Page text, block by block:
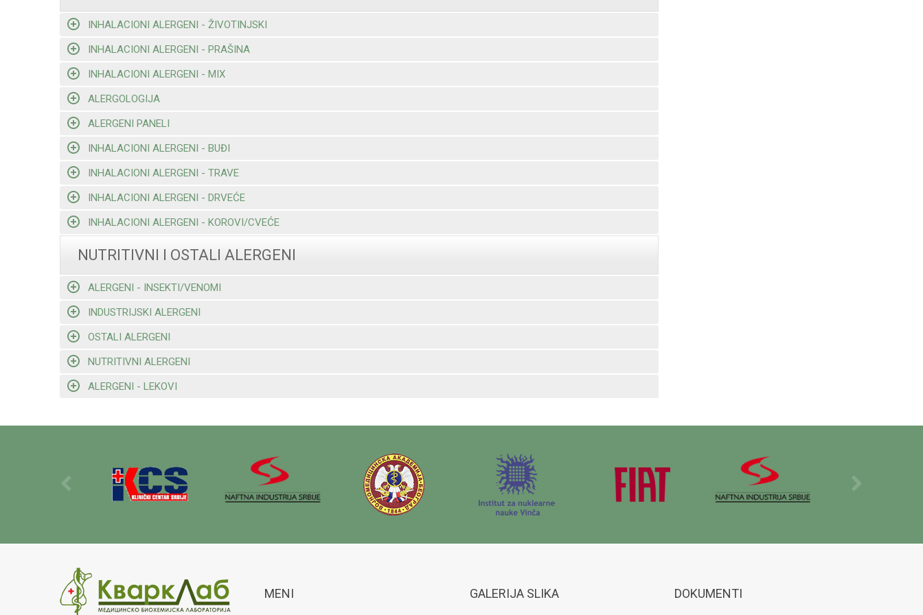
INHALACIONI ALERGENI - ŽIVOTINJSKI
INHALACIONI ALERGENI - PRAŠINA
INHALACIONI ALERGENI - MIX
ALERGOLOGIJA
ALERGENI PANELI
INHALACIONI ALERGENI - BUĐI
INHALACIONI ALERGENI - TRAVE
INHALACIONI ALERGENI - DRVEĆE
INHALACIONI ALERGENI - KOROVI/CVEĆE
NUTRITIVNI I OSTALI ALERGENI
ALERGENI - INSEKTI/VENOMI
INDUSTRIJSKI ALERGENI
OSTALI ALERGENI
NUTRITIVNI ALERGENI
ALERGENI - LEKOVI
MENI GALERIJA SLIKA DOKUMENTI